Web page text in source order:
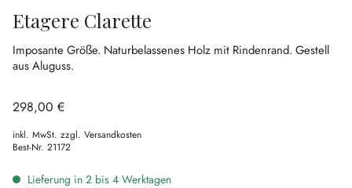
Etagere Clarette
Imposante Größe. Naturbelassenes Holz mit Rindenrand. Gestell
aus Aluguss.
298,00 €
inkl. MwSt. zzgl. Versandkosten
Best-Nr. 21172
Lieferung in 2 bis 4 Werktagen